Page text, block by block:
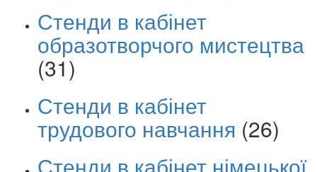
Стенди в кабінет
образотворчого мистецтва
(31)
Стенди в кабінет
трудового навчання (26)